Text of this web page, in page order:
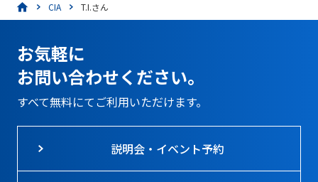
CIA T.I.さん
お気軽に
お問い合わせください。
すべて無料にてご利用いただけます。
説明会・イベント予約